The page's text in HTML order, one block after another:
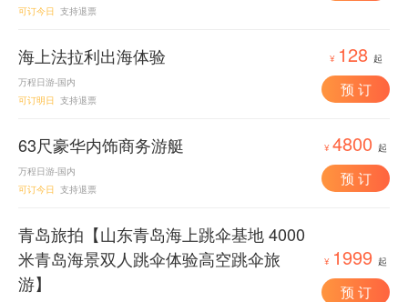
可订今日 支持退票
海上法拉利出海体验
万程日游-国内
可订明日 支持退票
¥ 128 起
预 订
63尺豪华内饰商务游艇
万程日游-国内
可订今日 支持退票
¥ 4800 起
预 订
青岛旅拍【山东青岛海上跳伞基地 4000
米青岛海景双人跳伞体验高空跳伞旅
游】
¥ 1999 起
预 订